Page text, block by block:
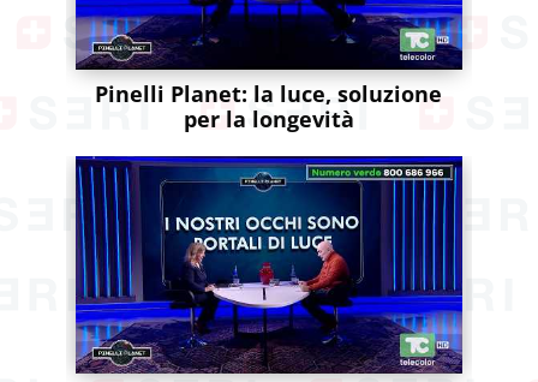
Pinelli Planet: la luce, soluzione
per la longevità